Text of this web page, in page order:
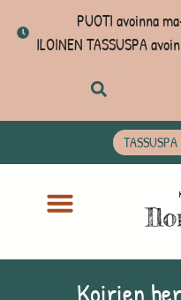
PUOTI avoinna
ILOINEN TASSUSPA